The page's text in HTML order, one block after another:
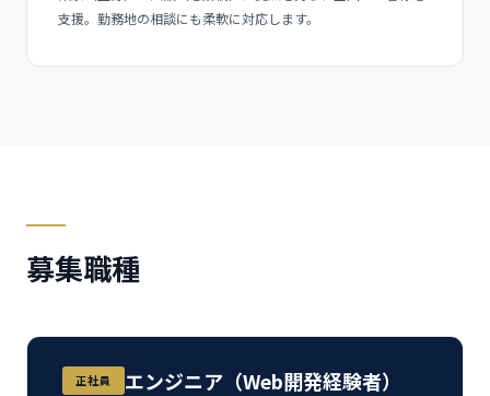
支援。勤務地の相談にも柔軟に対応します。
募集職種
正社員 エンジニア（Web開発経験者）